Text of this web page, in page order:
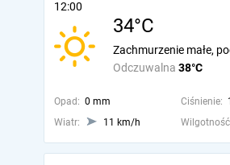
12:00
34°C
Odczuwalna 38°C
Zachmurzenie małe,
Opad: 0 mm Ciśnienie:
Wiatr:
11 km/h